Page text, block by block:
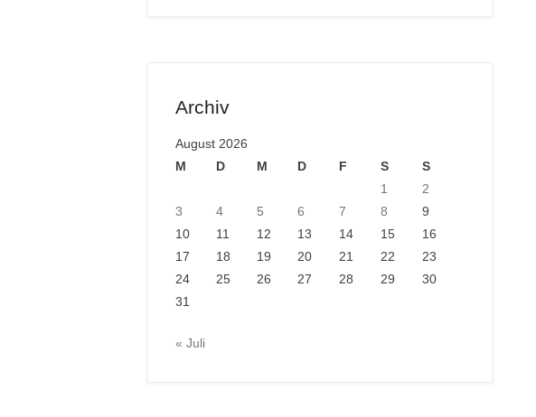
Archiv
August 2026
M
D M D F S
S
1
2
3
4 5 6 7 8
9
10
11 12 13 14 15
16
17
18 19 20 21 22
23
24
25 26 27 28 29
30
31
« Juli